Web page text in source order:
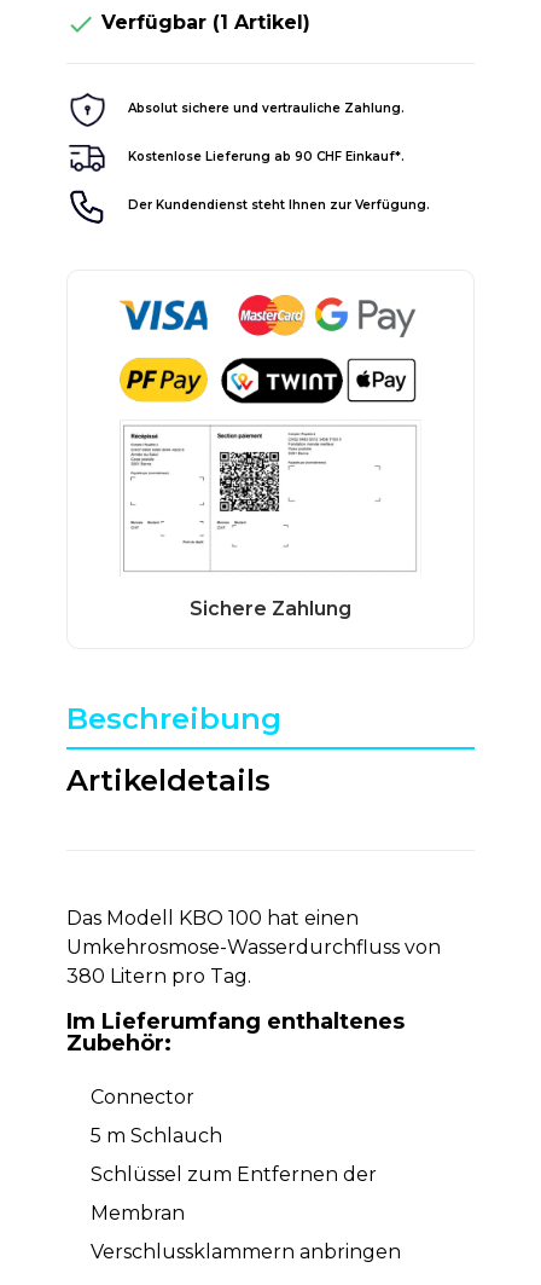
 Verfügbar (1 Artikel)
Absolut sichere und vertrauliche Zahlung.
Kostenlose Lieferung ab 90 CHF Einkauf*.
Der Kundendienst steht Ihnen zur Verfügung.
Beschreibung
Artikeldetails
Das Modell KBO 100 hat einen
Umkehrosmose-Wasserdurchfluss von
380 Litern pro Tag.
Im Lieferumfang enthaltenes
Zubehör:
Connector
5 m Schlauch
Schlüssel zum Entfernen der
Membran
Verschlussklammern anbringen